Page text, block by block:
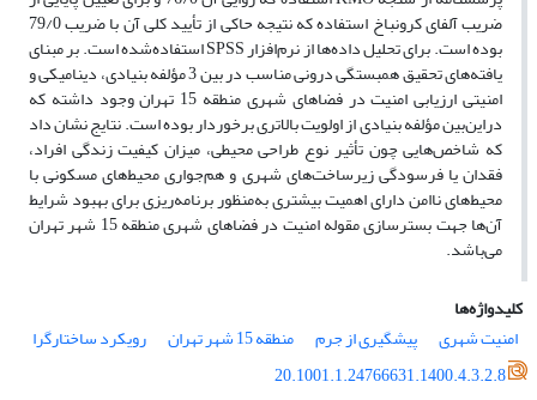
ضریب آلفای کرونباخ استفاده که نتیجه حاکی از تأیید کلی آن با ضریب 79/0
بوده است. برای تحلیل داده‌ها از نرم‌افزار SPSS استفاده‌شده است. بر مبنای
یافته‌های تحقیق همبستگی درونی مناسب در بین 3 مؤلفه بنیادی، دینامیکی و
امنیتی ارزیابی امنیت در فضاهای شهری منطقه 15 تهران وجود داشته که
دراین‌بین مؤلفه بنیادی از اولویت بالاتری برخوردار بوده است. نتایج نشان داد
که شاخص‌هایی چون تأثیر نوع طراحی محیطی، میزان کیفیت زندگی افراد،
فقدان یا فرسودگی زیرساخت‌های شهری و هم‌جواری محیط‌های مسکونی با
محیط‌های ناامن دارای اهمیت بیشتری به‌منظور برنامه‌ریزی برای بهبود شرایط
آن‌ها جهت بسترسازی مقوله امنیت در فضاهای شهری منطقه 15 شهر تهران
می‌باشد.
کلیدواژه‌ها
امنیت شهری
پیشگیری از جرم منطقه 15 شهر تهران
رویکرد ساختارگرا
20.1001.1.24766631.1400.4.3.2.8